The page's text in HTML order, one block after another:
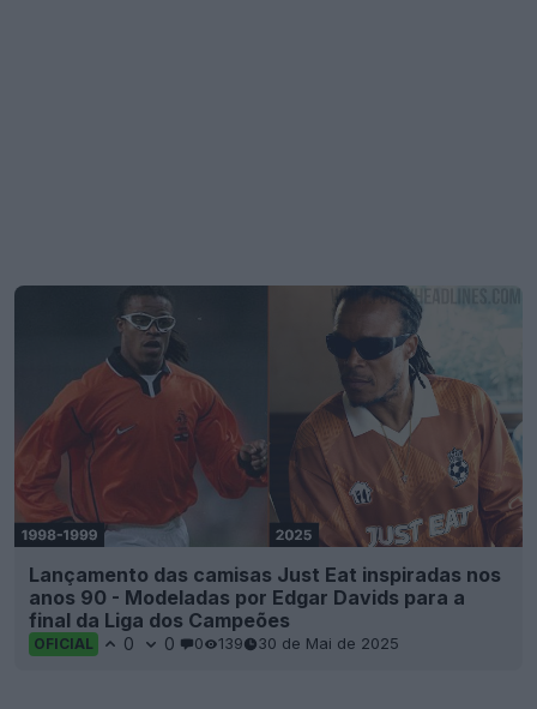
Lançamento das camisas Just Eat inspiradas nos
anos 90 - Modeladas por Edgar Davids para a
final da Liga dos Campeões
OFICIAL 0 0 0 139 30 de Mai de 2025